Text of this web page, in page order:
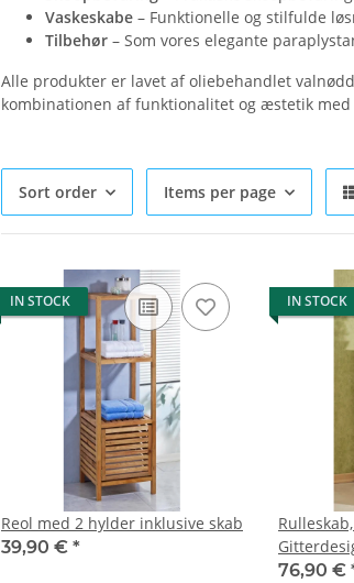
Vaskeskabe – Funktionelle og stilfulde
Tilbehør – Som vores elegante
Alle produkter er lavet af oliebehandlet
kombinationen af funktionalitet og æstetik med
Sort order Items per page
IN STOCK
Reol med 2 hylder inklusive skab
39,90 € *
IN STOCK
76,90 €